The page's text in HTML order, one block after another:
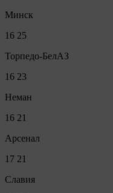
Минск
16 25
Торпедо-БелАЗ
16 23
Неман
16 21
Арсенал
17 21
Славия